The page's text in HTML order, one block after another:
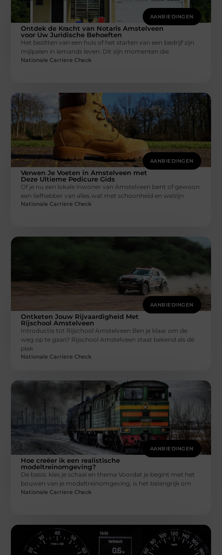
AANBIEDINGEN
Ontdek de Kracht van Notaris Amstelveen
voor Uw Juridische Behoeften
Het bezitten van een huis of het starten van een bedrijf zijn
mijlpalen in iemands leven. Dit zijn momenten die
Nationale Carriere Check
AANBIEDINGEN
Verwen Je Voeten in Amstelveen met
Deze Ultieme Pedicure Gids
Of je nu een lokale inwoner van Amstelveen bent of gewoon
een liefhebber van alles wat met schoonheid en welzijn
Nationale Carriere Check
AANBIEDINGEN
Ontketen Jouw Rijvaardigheid Met
Rijschool Amstelveen
Introductie tot Rijschool Amstelveen Ben je klaar om de
weg op te gaan? Rijschool Amstelveen staat bekend als dé
plek
Nationale Carriere Check
AANBIEDINGEN
Hoe creëer ik een realistische
modeltreinomgeving?
De basis: kies je schaal en thema Voordat je begint met het
bouwen van je modeltreinomgeving, is het belangrijk om
Nationale Carriere Check